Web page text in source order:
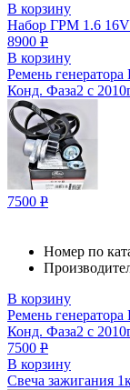
В корзину
Набор ГРМ 1.6
8900 Р
В корзину
Ремень
Конд. Фаза2 с
7500 Р
Номер по
В корзину
Ремень
Конд. Фаза2 с
7500 Р
В корзину
Свеча зажигания